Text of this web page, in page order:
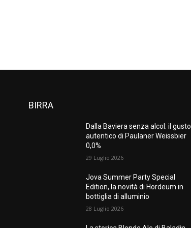
BIRRA
Dalla Baviera senza alcol: il gusto
autentico di Paulaner Weissbier
0,0%
29 Luglio 2026
Jova Summer Party Special
Edition, la novità di Hordeum in
bottiglia di alluminio
28 Luglio 2026